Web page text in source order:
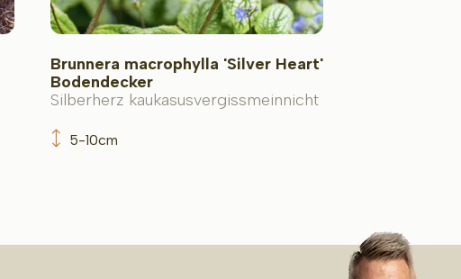
Brunnera macrophylla 'Silver Heart'
Bodendecker
Silberherz kaukasusvergissmeinnicht
5-10cm